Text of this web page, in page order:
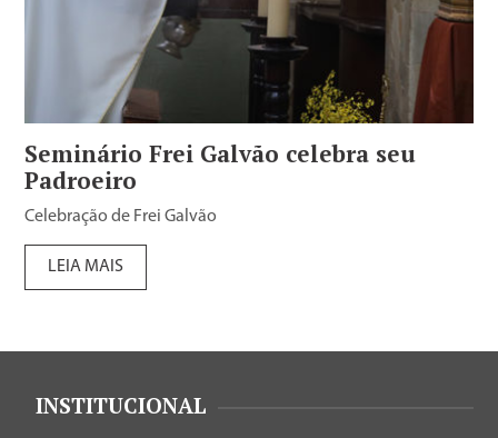
Seminário Frei Galvão celebra seu
Padroeiro
Celebração de Frei Galvão
LEIA MAIS
INSTITUCIONAL